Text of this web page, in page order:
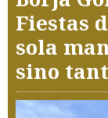
Fiestas
sola
sino